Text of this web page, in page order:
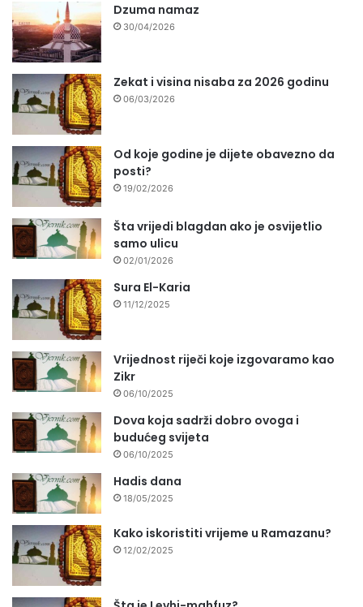
Dzuma namaz
30/04/2026
Zekat i visina nisaba za 2026 godinu
06/03/2026
Od koje godine je dijete obavezno da
posti?
19/02/2026
Šta vrijedi blagdan ako je osvijetlio
samo ulicu
02/01/2026
Sura El-Karia
11/12/2025
Vrijednost riječi koje izgovaramo kao
Zikr
06/10/2025
Dova koja sadrži dobro ovoga i
budućeg svijeta
06/10/2025
Hadis dana
18/05/2025
Kako iskoristiti vrijeme u Ramazanu?
12/02/2025